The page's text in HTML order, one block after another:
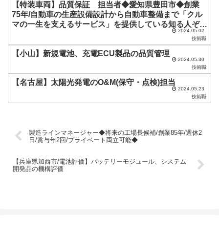
だ
さ
【特装車両】品質保証 担当者◆愛知県豊田市◆創業
75年/自動車の生産設備設計から自動車整備まで「クル
マの一生を支えるサービス」を提供している知る人ぞ知
2024.05.02
技術職
【小山】新規電池、充電ECU製品の品質管理
2024.05.30
技術職
【名古屋】太陽光発電のО&М(保守・点検)担当
2024.05.23
技術職
製造ラインマネージャー◆将来の工場長候補/創業85年/週休2
日/賞与年2回/プライベート両立可能◆
【兵庫県加西市/電池評価】バッテリーモジュール、システム
開発品の機構評価